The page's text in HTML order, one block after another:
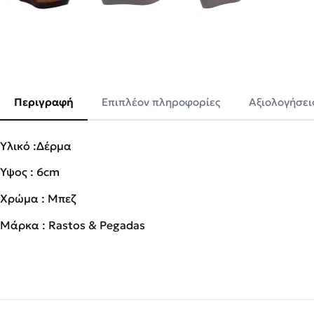
Περιγραφή Επιπλέον πληροφορίες
Υλικό :Δέρμα
Ύψος : 6cm
Χρώμα : Μπεζ
Μάρκα : Rastos & Pegadas